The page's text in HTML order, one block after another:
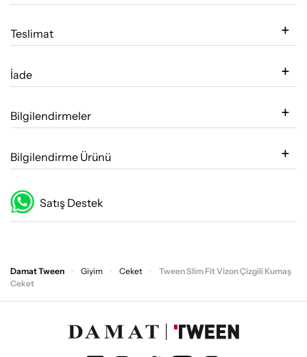
Teslimat
İade
Bilgilendirmeler
Bilgilendirme Ürünü
Satış Destek
Damat Tween Giyim Ceket
Tween Slim Fit Vizon Çizgili Kumaş
Ceket